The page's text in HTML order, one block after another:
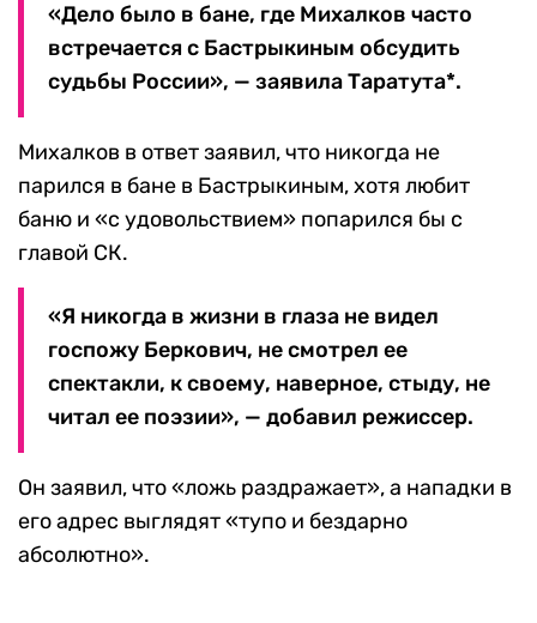
«Дело было в бане, где Михалков часто
встречается с Бастрыкиным обсудить
судьбы России», — заявила Таратута*.
Михалков в ответ заявил, что никогда не
парился в бане в Бастрыкиным, хотя любит
баню и «с удовольствием» попарился бы с
главой СК.
«Я никогда в жизни в глаза не видел
госпожу Беркович, не смотрел ее
спектакли, к своему, наверное, стыду, не
читал ее поэзии», — добавил режиссер.
Он заявил, что «ложь раздражает», а нападки в
его адрес выглядят «тупо и бездарно
абсолютно».